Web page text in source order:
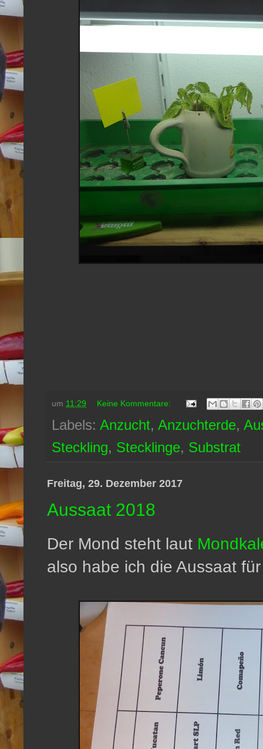
um 11:29 Keine Kommentare:
Labels: Anzucht, Anzuchterde,
Steckling, Stecklinge, Substrat
Freitag, 29. Dezember 2017
Aussaat 2018
Der Mond steht laut
also habe ich die Aussaat